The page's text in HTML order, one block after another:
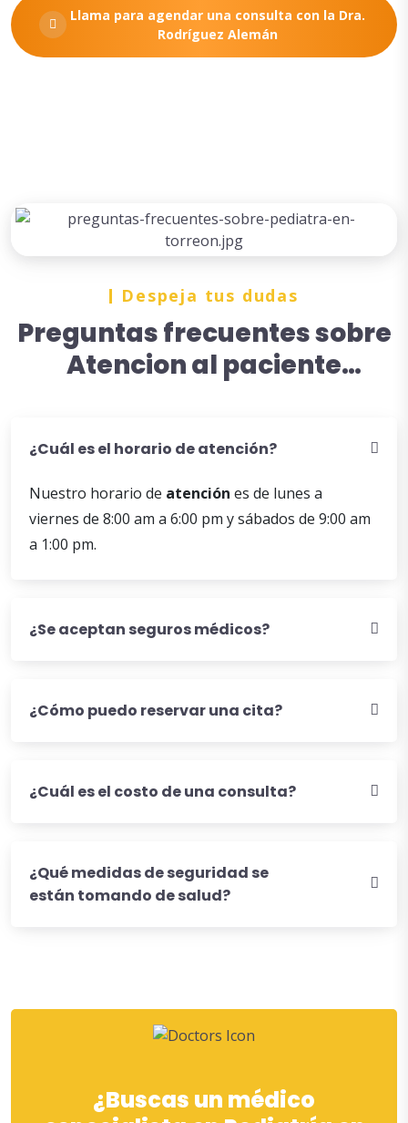
Llama para agendar una consulta con la Dra.
Rodríguez Alemán
Despeja tus dudas
Preguntas frecuentes sobre
Atencion al paciente
¿Cuál es el horario de atención?
Nuestro horario de atención es de lunes a
viernes de 8:00 am a 6:00 pm y sábados de 9:00 am
a 1:00 pm.
¿Se aceptan seguros médicos?
¿Cómo puedo reservar una cita?
¿Cuál es el costo de una consulta?
¿Qué medidas de seguridad se
están tomando de salud?
¿Buscas un médico